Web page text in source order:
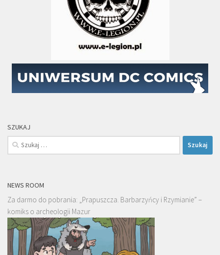
SZUKAJ
Szukaj:
NEWS ROOM
Za darmo do pobrania: „Prapuszcza. Barbarzyńcy i Rzymianie” –
komiks o archeologii Mazur